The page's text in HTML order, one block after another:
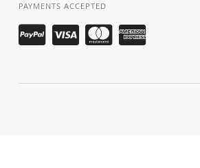
PAYMENTS ACCEPTED